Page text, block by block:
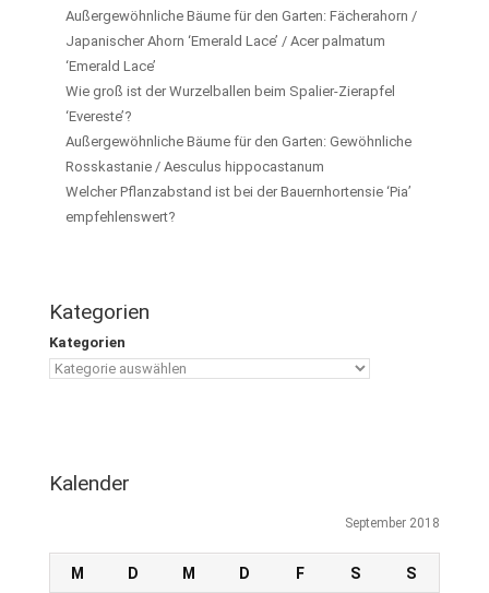
Außergewöhnliche Bäume für den Garten: Fächerahorn /
Japanischer Ahorn ‘Emerald Lace’ / Acer palmatum
‘Emerald Lace’
Wie groß ist der Wurzelballen beim Spalier-Zierapfel
‘Evereste’?
Außergewöhnliche Bäume für den Garten: Gewöhnliche
Rosskastanie / Aesculus hippocastanum
Welcher Pflanzabstand ist bei der Bauernhortensie ‘Pia’
empfehlenswert?
Kategorien
Kategorien
Kalender
September 2018
M D M D F S S